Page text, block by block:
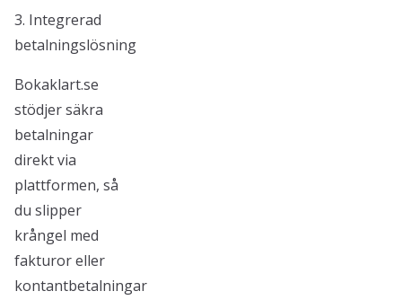
3. Integrerad
betalningslösning
Bokaklart.se
stödjer säkra
betalningar
direkt via
plattformen, så
du slipper
krångel med
fakturor eller
kontantbetalningar